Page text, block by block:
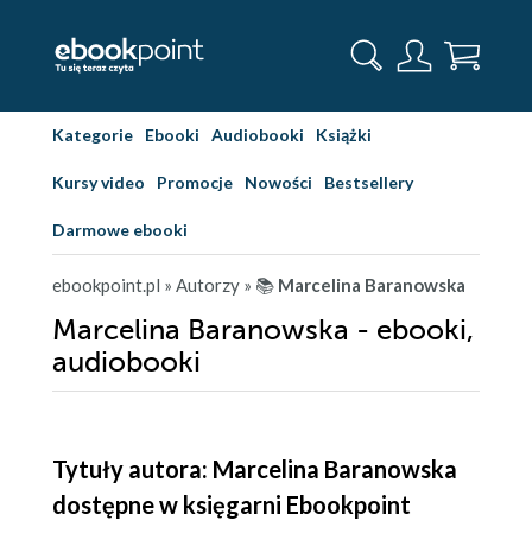
Kategorie Ebooki Audiobooki Książki
Kursy video Promocje Nowości Bestsellery
Darmowe ebooki
ebookpoint.pl » Autorzy » 📚 Marcelina Baranowska
Marcelina Baranowska - ebooki,
audiobooki
Tytuły autora: Marcelina Baranowska
dostępne w księgarni Ebookpoint